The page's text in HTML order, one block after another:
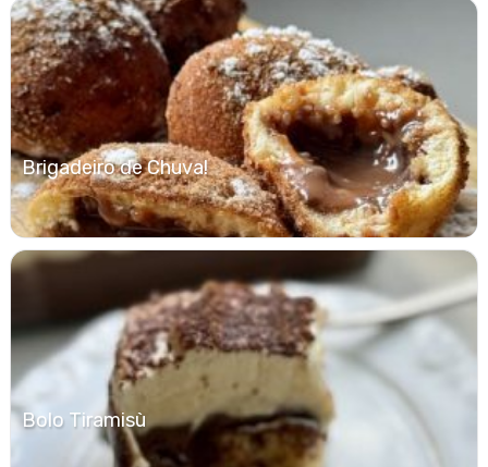
Brigadeiro de Chuva!
Bolo Tiramisù